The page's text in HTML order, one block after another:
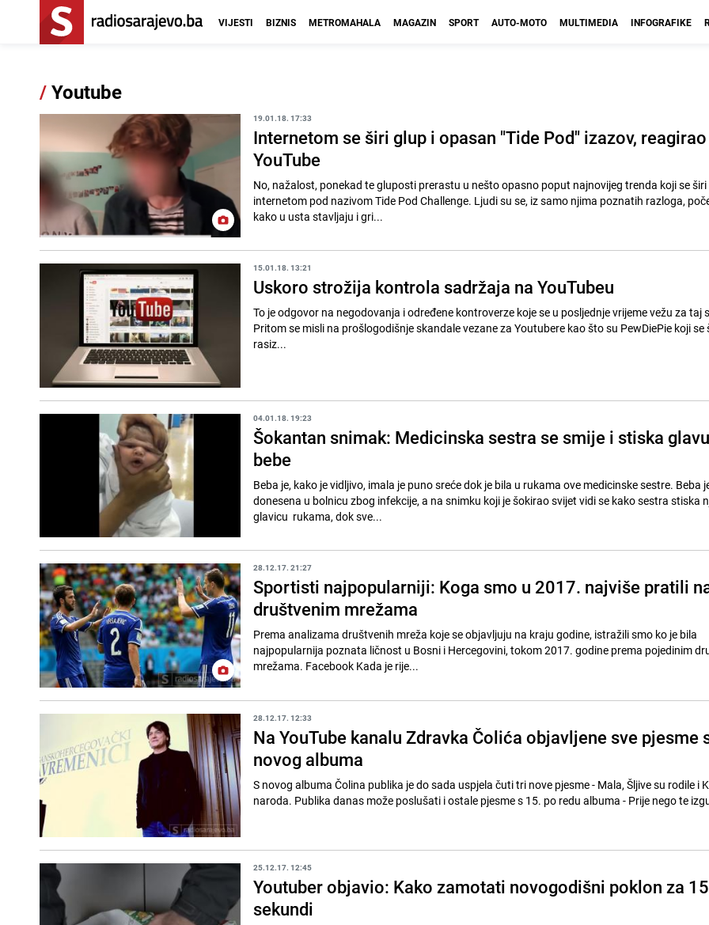
VIJESTI BIZNIS METROMAHALA MAGAZIN SPORT AUTO-MOTO MULTIMEDIA INFOGRAFIKE
/Youtube
19.01.18. 17:33
Internetom se širi glup i opasan "Tide Pod" izazov,
YouTube
No, nažalost, ponekad te gluposti prerastu u nešto opasno poput najnovijeg trenda koji se širi
internetom pod nazivom Tide Pod Challenge. Ljudi su se, iz samo njima poznatih razloga,
kako u usta stavljaju i gri...
15.01.18. 13:21
Uskoro strožija kontrola sadržaja na YouTubeu
To je odgovor na negodovanja i određene kontroverze koje se u posljednje vrijeme vežu za taj
Pritom se misli na prošlogodišnje skandale vezane za Youtubere kao što su PewDiePie koji se
rasiz...
04.01.18. 19:23
Šokantan snimak: Medicinska sestra se smije i stiska glavu
bebe
Beba je, kako je vidljivo, imala je puno sreće dok je bila u rukama ove medicinske sestre. Beba
donesena u bolnicu zbog infekcije, a na snimku koji je šokirao svijet vidi se kako sestra stiska
glavicu rukama, dok sve...
28.12.17. 21:27
Sportisti najpopularniji: Koga smo u 2017. najviše pratili
društvenim mrežama
Prema analizama društvenih mreža koje se objavljuju na kraju godine, istražili smo ko je bila
najpopularnija poznata ličnost u Bosni i Hercegovini, tokom 2017. godine prema pojedinim
mrežama. Facebook Kada je rije...
28.12.17. 12:33
Na YouTube kanalu Zdravka Čolića objavljene sve pjesme
novog albuma
S novog albuma Čolina publika je do sada uspjela čuti tri nove pjesme - Mala, Šljive su rodile i
naroda. Publika danas može poslušati i ostale pjesme s 15. po redu albuma - Prije nego te
25.12.17. 12:45
Youtuber objavio: Kako zamotati novogodišni poklon za 15
sekundi